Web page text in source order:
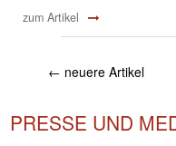
zum Artikel
← neuere Artikel
PRESSE UND